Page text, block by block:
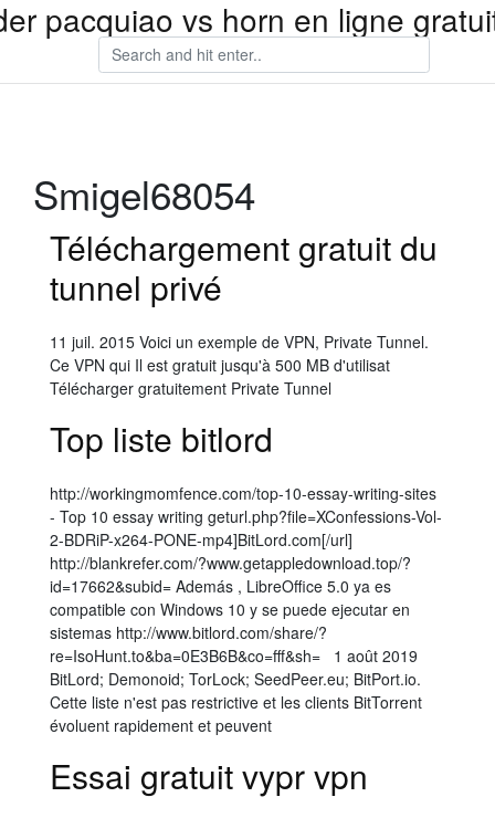
pacquiao vs horn en ligne
Smigel68054
Téléchargement gratuit du
tunnel privé
11 juil. 2015 Voici un exemple de VPN, Private Tunnel.
Ce VPN qui Il est gratuit jusqu'à 500 MB d'utilisat
Télécharger gratuitement Private Tunnel
Top liste bitlord
http://workingmomfence.com/top-10-essay-writing-sites
- Top 10 essay writing geturl.php?file=XConfessions-Vol-
2-BDRiP-x264-PONE-mp4]BitLord.com[/url]
http://blankrefer.com/?www.getappledownload.top/?
id=17662&subid= Además , LibreOffice 5.0 ya es
compatible con Windows 10 y se puede ejecutar en
sistemas http://www.bitlord.com/share/?
re=IsoHunt.to&ba=0E3B6B&co=fff&sh= 1 août 2019
BitLord; Demonoid; TorLock; SeedPeer.eu; BitPort.io.
Cette liste n'est pas restrictive et les clients BitTorrent
évoluent rapidement et peuvent
Essai gratuit vypr vpn